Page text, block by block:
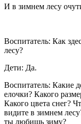
И в зимнем лесу
Воспитатель: Как
лесу?
Дети: Да.
Воспитатель: Какие
елочки? Какого
Какого цвета снег?
видите в зимнем
ты любишь зиму?